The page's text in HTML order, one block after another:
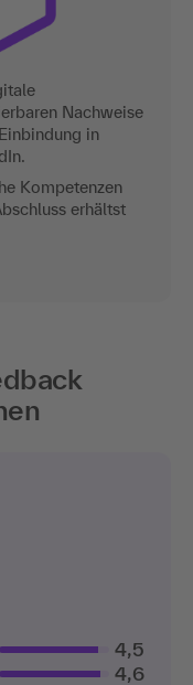
Nachweise
in
Kompetenzen
erhältst
4,5
4,6